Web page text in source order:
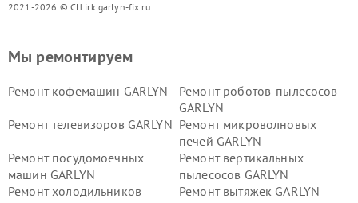
2021-2026 © СЦ irk.garlyn-fix.ru
Мы ремонтируем
Ремонт кофемашин GARLYN
Ремонт роботов-пылесосов
GARLYN
Ремонт телевизоров GARLYN Ремонт микроволновых
печей GARLYN
Ремонт посудомоечных
машин GARLYN
Ремонт вертикальных
пылесосов GARLYN
Ремонт холодильников
Ремонт вытяжек GARLYN